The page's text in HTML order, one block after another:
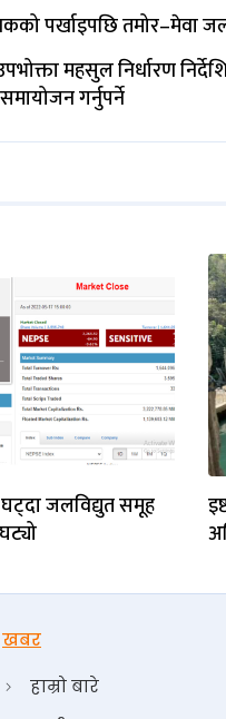
पर्खाइपछि तमोर–मेवा
महसुल निर्धारण
गर्नुपर्ने
जलविद्युत समूह
खबर
हाम्रो बारे